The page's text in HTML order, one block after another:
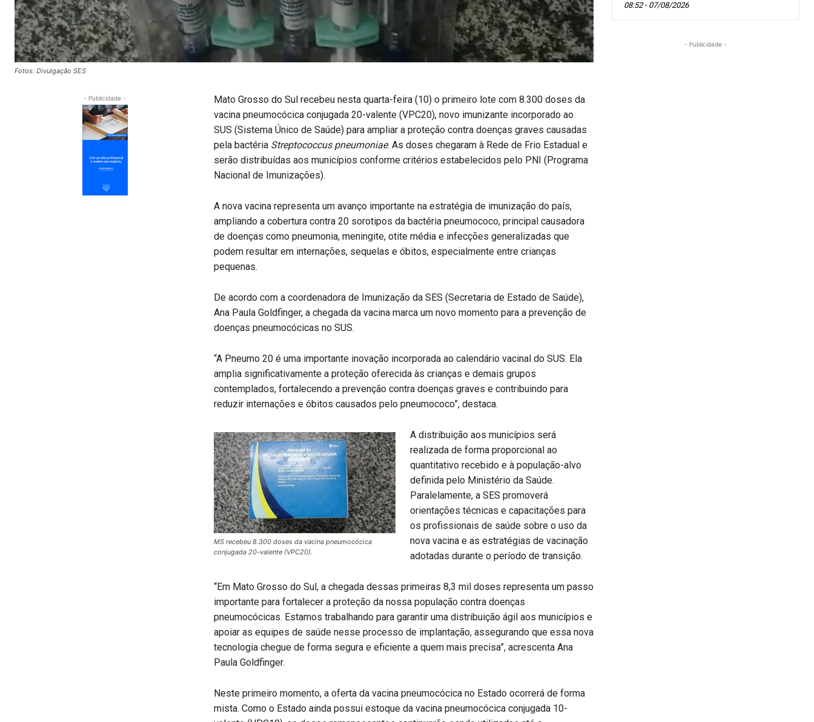
Fotos: Divulgação SES
- Publicidade -
Mato Grosso do Sul recebeu nesta quarta-feira (10) o primeiro lote com 8.300 doses da
vacina pneumocócica conjugada 20-valente (VPC20), novo imunizante incorporado ao
SUS (Sistema Único de Saúde) para ampliar a proteção contra doenças graves causadas
pela bactéria Streptococcus pneumoniae. As doses chegaram à Rede de Frio Estadual e
serão distribuídas aos municípios conforme critérios estabelecidos pelo PNI (Programa
Nacional de Imunizações).
A nova vacina representa um avanço importante na estratégia de imunização do país,
ampliando a cobertura contra 20 sorotipos da bactéria pneumococo, principal causadora
de doenças como pneumonia, meningite, otite média e infecções generalizadas que
podem resultar em internações, sequelas e óbitos, especialmente entre crianças
pequenas.
De acordo com a coordenadora de Imunização da SES (Secretaria de Estado de Saúde),
Ana Paula Goldfinger, a chegada da vacina marca um novo momento para a prevenção de
doenças pneumocócicas no SUS.
“A Pneumo 20 é uma importante inovação incorporada ao calendário vacinal do SUS. Ela
amplia significativamente a proteção oferecida às crianças e demais grupos
contemplados, fortalecendo a prevenção contra doenças graves e contribuindo para
reduzir internações e óbitos causados pelo pneumococo”, destaca.
MS recebeu 8.300 doses da vacina pneumocócica
conjugada 20-valente (VPC20).
A distribuição aos municípios será
realizada de forma proporcional ao
quantitativo recebido e à população-alvo
definida pelo Ministério da Saúde.
Paralelamente, a SES promoverá
orientações técnicas e capacitações para
os profissionais de saúde sobre o uso da
nova vacina e as estratégias de vacinação
adotadas durante o período de transição.
“Em Mato Grosso do Sul, a chegada dessas primeiras 8,3 mil doses representa um passo
importante para fortalecer a proteção da nossa população contra doenças
pneumocócicas. Estamos trabalhando para garantir uma distribuição ágil aos municípios e
apoiar as equipes de saúde nesse processo de implantação, assegurando que essa nova
tecnologia chegue de forma segura e eficiente a quem mais precisa”, acrescenta Ana
Paula Goldfinger.
Neste primeiro momento, a oferta da vacina pneumocócica no Estado ocorrerá de forma
mista. Como o Estado ainda possui estoque da vacina pneumocócica conjugada 10-
08:52 - 07/08/2026
- Publicidade -